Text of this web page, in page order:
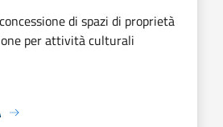
di spazi di proprietà
per attività culturali